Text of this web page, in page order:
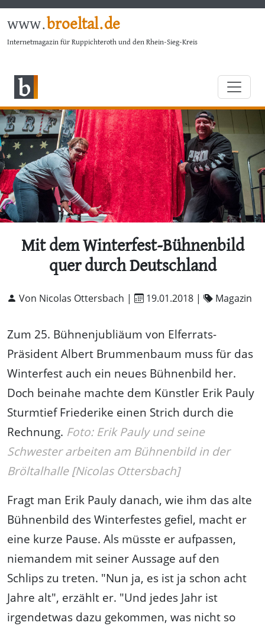
www.broeltal.de
Internetmagazin für Ruppichteroth und den Rhein-Sieg-Kreis
Mit dem Winterfest-Bühnenbild
quer durch Deutschland
Von Nicolas Ottersbach | 19.01.2018 | Magazin
Zum 25. Bühnenjubliäum von Elferrats-
Präsident Albert Brummenbaum muss für das
Winterfest auch ein neues Bühnenbild her.
Doch beinahe machte dem Künstler Erik Pauly
Sturmtief Friederike einen Strich durch die
Rechnung. Foto: Erik Pauly und seine
Schwester arbeiten am Bühnenbild in der
Bröltalhalle [Nicolas Ottersbach]
Fragt man Erik Pauly danach, wie ihm das alte
Bühnenbild des Winterfestes gefiel, macht er
eine kurze Pause. Als müsste er aufpassen,
niemandem mit seiner Aussage auf den
Schlips zu treten. "Nun ja, es ist ja schon acht
Jahre alt", erzählt er. "Und jedes Jahr ist
irgendetwas dazu gekommen, was nicht so